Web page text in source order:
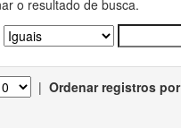
o resultado de busca.
| Ordenar registros por